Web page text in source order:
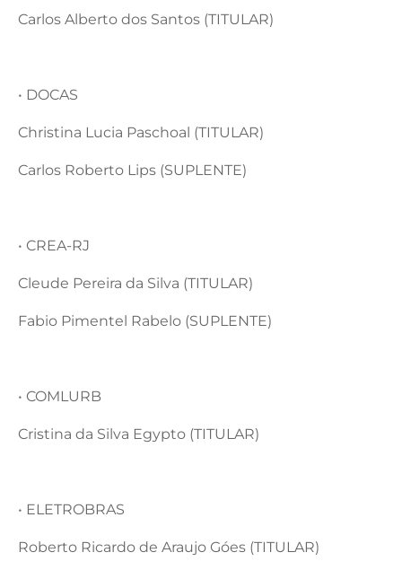
Carlos Alberto dos Santos (TITULAR)
• DOCAS
Christina Lucia Paschoal (TITULAR)
Carlos Roberto Lips (SUPLENTE)
• CREA-RJ
Cleude Pereira da Silva (TITULAR)
Fabio Pimentel Rabelo (SUPLENTE)
• COMLURB
Cristina da Silva Egypto (TITULAR)
• ELETROBRAS
Roberto Ricardo de Araujo Góes (TITULAR)